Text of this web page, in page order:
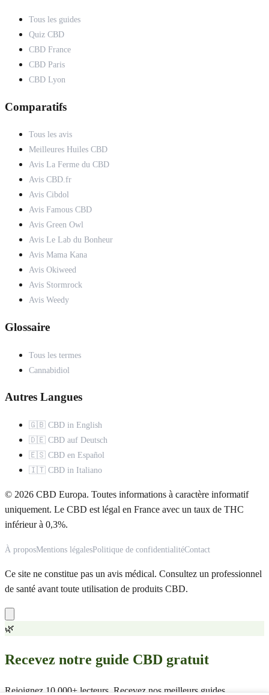
Tous les guides
Quiz CBD
CBD France
CBD Paris
CBD Lyon
Comparatifs
Tous les avis
Meilleures Huiles CBD
Avis La Ferme du CBD
Avis CBD.fr
Avis Cibdol
Avis Famous CBD
Avis Green Owl
Avis Le Lab du Bonheur
Avis Mama Kana
Avis Okiweed
Avis Stormrock
Avis Weedy
Glossaire
Tous les termes
Cannabidiol
Autres Langues
🇬🇧 CBD in English
🇩🇪 CBD auf Deutsch
🇪🇸 CBD en Español
🇮🇹 CBD in Italiano
© 2026 CBD Europa. Toutes informations à caractère informatif
uniquement. Le CBD est légal en France avec un taux de THC
inférieur à 0,3%.
À proposMentions légalesPolitique de confidentialitéContact
Ce site ne constitue pas un avis médical. Consultez un professionnel
de santé avant toute utilisation de produits CBD.
🌿
Recevez notre guide CBD gratuit
Rejoignez 10 000+ lecteurs. Recevez nos meilleurs guides,